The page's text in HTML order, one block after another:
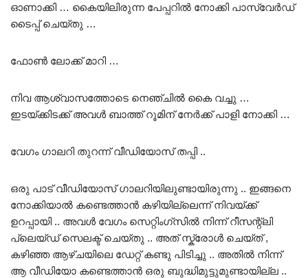
ഓണാക്കി … കൈയിലിരുന്ന പേപ്പറിൽ നോക്കി പാസ്വേർഡ്
ടൈപ്പ് ചെയ്‌തു …
ഫോൺ ലോക്ക് മാറി …
നിവ ആശ്വാസത്തോടെ നെഞ്ചിൽ കൈ വച്ചു …
ഇടയ്ക്കിടക്ക് അവൾ ബാത്ത് റൂമിന് നേർക്ക് പാളി നോക്കി …
വേഗം ഗാലറി തുറന്ന് വീഡിയോസ് തപ്പി ..
ഒരു പാട് വീഡിയോസ് ഗാലറിയിലുണ്ടായിരുന്നു .. ഇങ്ങനെ
നോക്കിയാൽ കണ്ടെത്താൻ കഴിയില്ലെന്ന് നിവയ്ക്ക്
ഉറപ്പായി .. അവൾ വേഗം സെറ്റിംഗ്സിൽ നിന്ന് റീസന്റ്ലി
പ്ലെയ്ഡ് സെലക്ട് ചെയ്തു .. അത് സ്ക്രോൾ ചെയ്ത് ,
കഴിഞ്ഞ ആഴ്ചയിലെ ഡേറ്റ് കണ്ടു പിടിച്ചു .. അതിൽ നിന്ന്
ആ വീഡിയോ കണ്ടെത്താൻ ഒരു ബുദ്ധിമുട്ടുമുണ്ടായില്ല ..